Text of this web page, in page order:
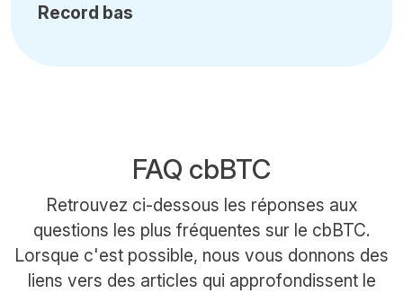
Record bas
FAQ cbBTC
Retrouvez ci-dessous les réponses aux
questions les plus fréquentes sur le cbBTC.
Lorsque c'est possible, nous vous donnons des
liens vers des articles qui approfondissent le